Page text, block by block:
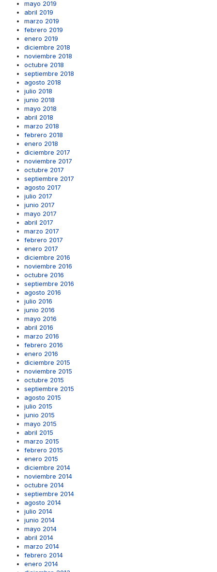
mayo 2019
abril 2019
marzo 2019
febrero 2019
enero 2019
diciembre 2018
noviembre 2018
octubre 2018
septiembre 2018
agosto 2018
julio 2018
junio 2018
mayo 2018
abril 2018
marzo 2018
febrero 2018
enero 2018
diciembre 2017
noviembre 2017
octubre 2017
septiembre 2017
agosto 2017
julio 2017
junio 2017
mayo 2017
abril 2017
marzo 2017
febrero 2017
enero 2017
diciembre 2016
noviembre 2016
octubre 2016
septiembre 2016
agosto 2016
julio 2016
junio 2016
mayo 2016
abril 2016
marzo 2016
febrero 2016
enero 2016
diciembre 2015
noviembre 2015
octubre 2015
septiembre 2015
agosto 2015
julio 2015
junio 2015
mayo 2015
abril 2015
marzo 2015
febrero 2015
enero 2015
diciembre 2014
noviembre 2014
octubre 2014
septiembre 2014
agosto 2014
julio 2014
junio 2014
mayo 2014
abril 2014
marzo 2014
febrero 2014
enero 2014